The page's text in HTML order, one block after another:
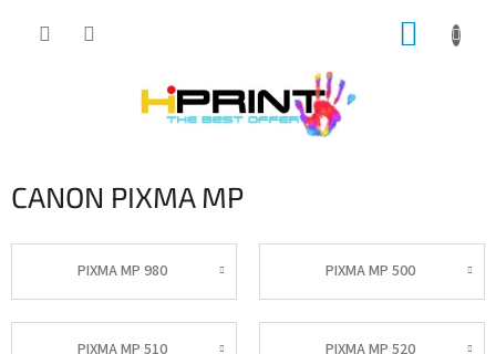
CANON PIXMA MP
PIXMA MP 980 PIXMA MP 500